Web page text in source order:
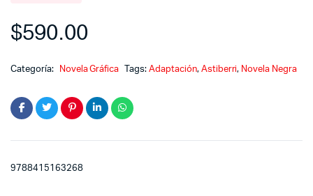
$590.00
Categoría: Novela Gráfica Tags:Adaptación, Astiberri, Novela Negra
9788415163268